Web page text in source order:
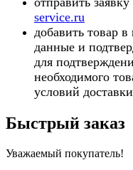
service.ru
добавить товар
данные и
для
необходимого
условий
Быстрый заказ
Уважаемый покупатель!